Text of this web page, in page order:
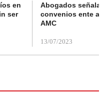
en
ser
Abogados
convenios ente
AMC
13/07/2023